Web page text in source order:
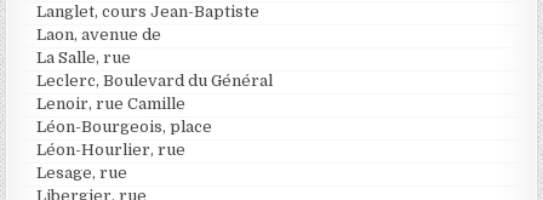
Langlet, cours Jean-Baptiste
Laon, avenue de
La Salle, rue
Leclerc, Boulevard du Général
Lenoir, rue Camille
Léon-Bourgeois, place
Léon-Hourlier, rue
Lesage, rue
Libergier, rue